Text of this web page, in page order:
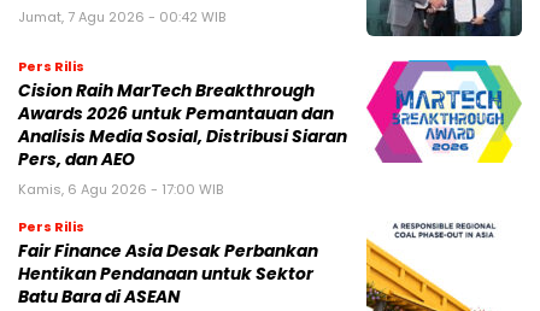
Jumat, 7 Agu 2026 - 00:42 WIB
Pers Rilis
Cision Raih MarTech Breakthrough
Awards 2026 untuk Pemantauan dan
Analisis Media Sosial, Distribusi Siaran
Pers, dan AEO
Kamis, 6 Agu 2026 - 17:00 WIB
Pers Rilis
Fair Finance Asia Desak Perbankan
Hentikan Pendanaan untuk Sektor
Batu Bara di ASEAN